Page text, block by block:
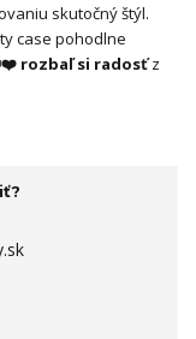
skutočný štýl.
case pohodlne
rozbaľ si radosťz